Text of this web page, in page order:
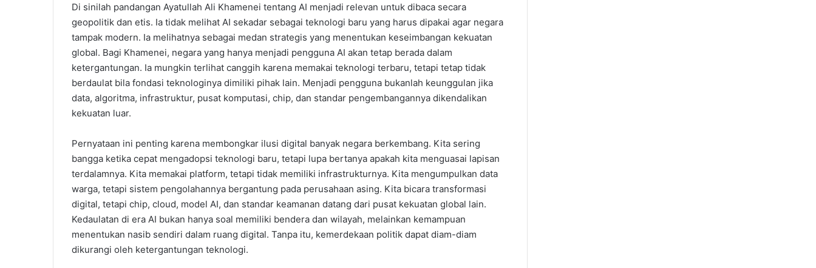
Di sinilah pandangan Ayatullah Ali Khamenei tentang AI menjadi relevan untuk dibaca secara
geopolitik dan etis. Ia tidak melihat AI sekadar sebagai teknologi baru yang harus dipakai agar negara
tampak modern. Ia melihatnya sebagai medan strategis yang menentukan keseimbangan kekuatan
global. Bagi Khamenei, negara yang hanya menjadi pengguna AI akan tetap berada dalam
ketergantungan. Ia mungkin terlihat canggih karena memakai teknologi terbaru, tetapi tetap tidak
berdaulat bila fondasi teknologinya dimiliki pihak lain. Menjadi pengguna bukanlah keunggulan jika
data, algoritma, infrastruktur, pusat komputasi, chip, dan standar pengembangannya dikendalikan
kekuatan luar.
Pernyataan ini penting karena membongkar ilusi digital banyak negara berkembang. Kita sering
bangga ketika cepat mengadopsi teknologi baru, tetapi lupa bertanya apakah kita menguasai lapisan
terdalamnya. Kita memakai platform, tetapi tidak memiliki infrastrukturnya. Kita mengumpulkan data
warga, tetapi sistem pengolahannya bergantung pada perusahaan asing. Kita bicara transformasi
digital, tetapi chip, cloud, model AI, dan standar keamanan datang dari pusat kekuatan global lain.
Kedaulatan di era AI bukan hanya soal memiliki bendera dan wilayah, melainkan kemampuan
menentukan nasib sendiri dalam ruang digital. Tanpa itu, kemerdekaan politik dapat diam-diam
dikurangi oleh ketergantungan teknologi.